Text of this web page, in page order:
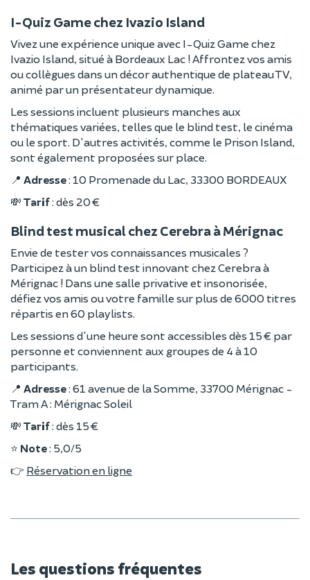
I-Quiz Game chez Ivazio Island
Vivez une expérience unique avec I-Quiz Game chez
Ivazio Island, situé à Bordeaux Lac ! Affrontez vos amis
ou collègues dans un décor authentique de plateau TV,
animé par un présentateur dynamique.
Les sessions incluent plusieurs manches aux
thématiques variées, telles que le blind test, le cinéma
ou le sport. D'autres activités, comme le Prison Island,
sont également proposées sur place.
📍 Adresse: 10 Promenade du Lac, 33300 BORDEAUX
💸 Tarif: dès 20 €
Blind test musical chez Cerebra à Mérignac
Envie de tester vos connaissances musicales ?
Participez à un blind test innovant chez Cerebra à
Mérignac ! Dans une salle privative et insonorisée,
défiez vos amis ou votre famille sur plus de 6000 titres
répartis en 60 playlists.
Les sessions d'une heure sont accessibles dès 15 € par
personne et conviennent aux groupes de 4 à 10
participants.
📍 Adresse: 61 avenue de la Somme, 33700 Mérignac -
Tram A : Mérignac Soleil
💸 Tarif: dès 15 €
⭐️ Note: 5,0/5
👉 Réservation en ligne
Les questions fréquentes